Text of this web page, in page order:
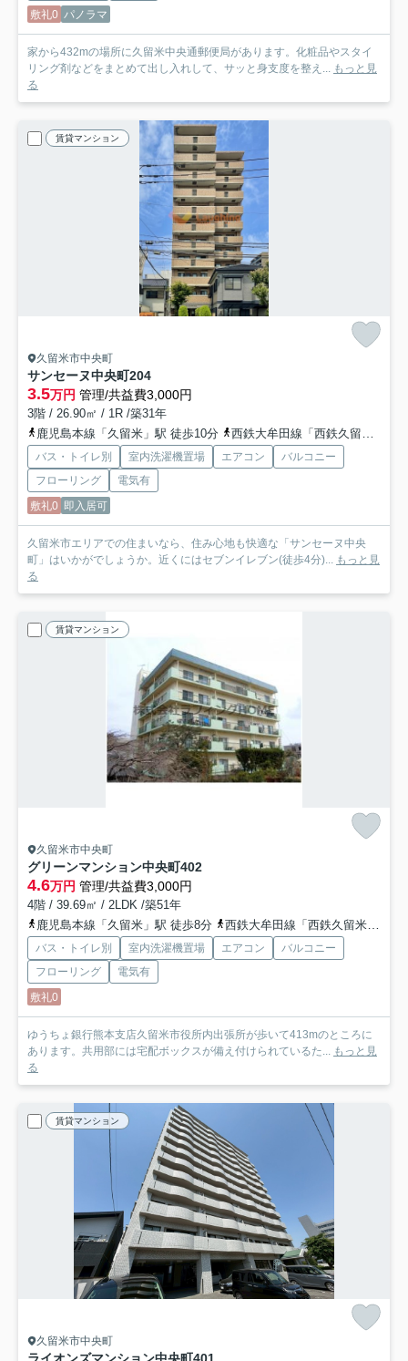
敷礼0 パノラマ
家から432mの場所に久留米中央通郵便局があります。化粧品やスタイ
リング剤などをまとめて出し入れして、サッと身支度を整え... もっと見
る
賃貸マンション
久留米市中央町
サンセーヌ中央町204
3.5万円 管理/共益費3,000円
3階 / 26.90㎡ / 1R /築31年
鹿児島本線「久留米」駅 徒歩10分
西鉄大牟田線「西鉄久留米」駅 徒歩21分
バス・トイレ別 室内洗濯機置場 エアコン
バルコニー
フローリング
電気有
敷礼0 即入居可
久留米市エリアでの住まいなら、住み心地も快適な「サンセーヌ中央
町」はいかがでしょうか。近くにはセブンイレブン(徒歩4分)... もっと見
る
賃貸マンション
久留米市中央町
グリーンマンション中央町402
4.6万円 管理/共益費3,000円
4階 / 39.69㎡ / 2LDK /築51年
鹿児島本線「久留米」駅 徒歩8分
西鉄大牟田線「西鉄久留米」駅 徒歩24分
バス・トイレ別 室内洗濯機置場 エアコン
バルコニー
フローリング
電気有
敷礼0
ゆうちょ銀行熊本支店久留米市役所内出張所が歩いて413mのところに
あります。共用部には宅配ボックスが備え付けられているた... もっと見
る
賃貸マンション
久留米市中央町